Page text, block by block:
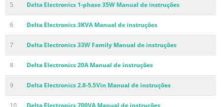
5 Delta Electronics 1-phase 35W Manual de instruções
6 Delta Electronics 3KVA Manual de instruções
7 Delta Electronics 33W Family Manual de instruções
8 Delta Electronics 20A Manual de instruções
9 Delta Electronics 2.8-5.5Vin Manual de instruções
10 Delta Electronics 700VA Manual de instruções